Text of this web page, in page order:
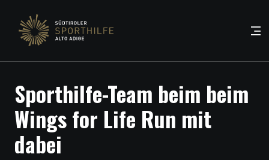
Sporthilfe-Team beim beim
Wings for Life Run mit
dabei